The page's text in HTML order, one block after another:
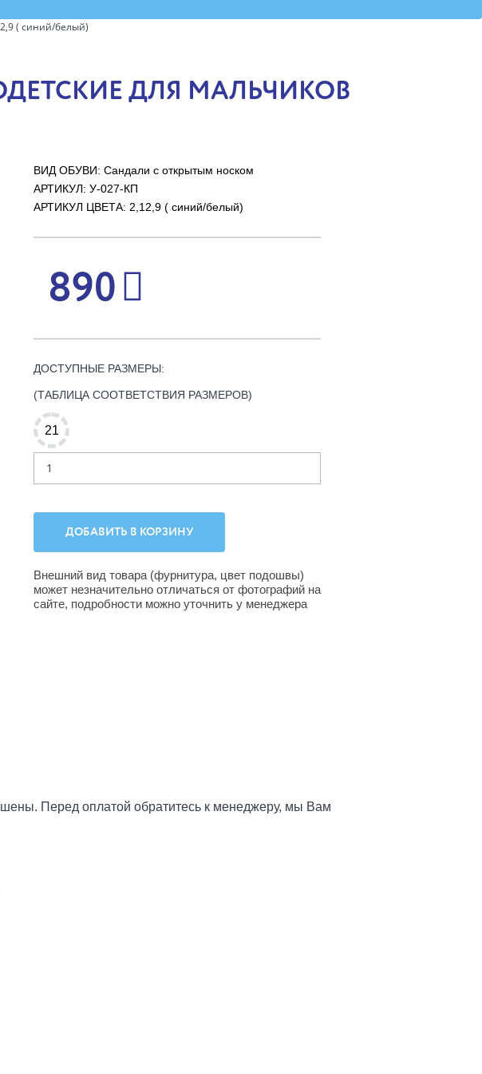
( синий/белый)
ДЛЯ МАЛЬЧИКОВ
ВИД ОБУВИ: Сандали с открытым носком
АРТИКУЛ: У-027-КП
АРТИКУЛ ЦВЕТА: 2,12,9 ( синий/белый)
890
ДОСТУПНЫЕ РАЗМЕРЫ:
(ТАБЛИЦА СООТВЕТСТВИЯ РАЗМЕРОВ)
21
Внешний вид товара (фурнитура, цвет подошвы)
может незначительно отличаться от фотографий на
сайте, подробности можно уточнить у менеджера
Перед оплатой обратитесь к менеджеру, мы Вам